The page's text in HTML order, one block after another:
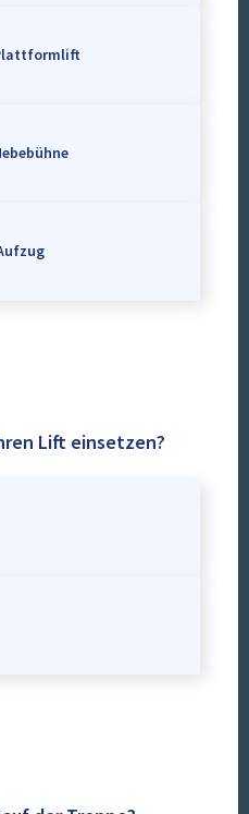
Lift einsetzen?